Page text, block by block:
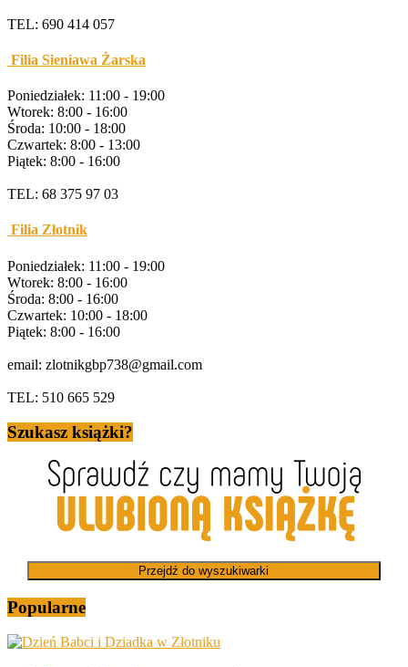
TEL: 690 414 057
Filia Sieniawa Żarska
Poniedziałek: 11:00 - 19:00
Wtorek: 8:00 - 16:00
Środa: 10:00 - 18:00
Czwartek: 8:00 - 13:00
Piątek: 8:00 - 16:00
TEL: 68 375 97 03
Filia Złotnik
Poniedziałek: 11:00 - 19:00
Wtorek: 8:00 - 16:00
Środa: 8:00 - 16:00
Czwartek: 10:00 - 18:00
Piątek: 8:00 - 16:00
email: zlotnikgbp738@gmail.com
TEL: 510 665 529
Szukasz książki?
Przejdź do wyszukiwarki
Popularne